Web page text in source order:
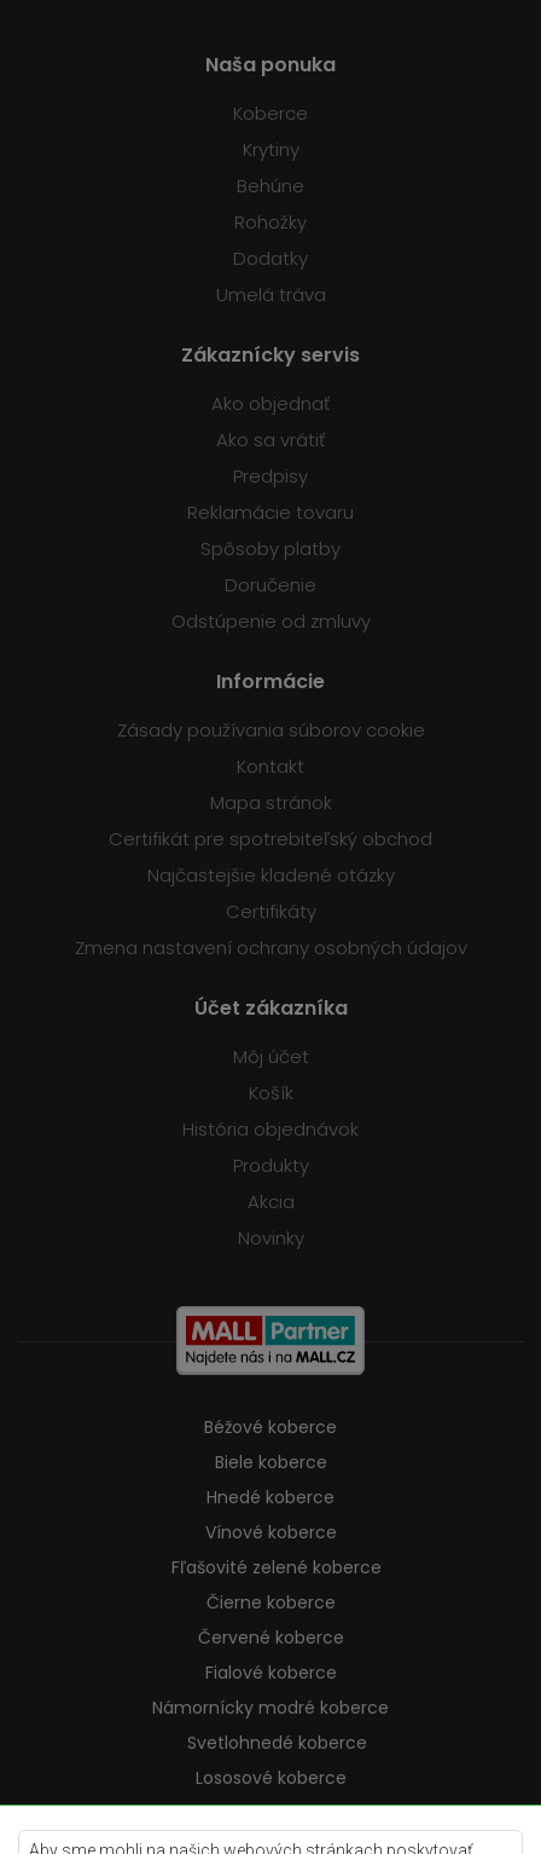
Naša ponuka
Koberce
Krytiny
Behúne
Rohožky
Dodatky
Umelá tráva
Zákaznícky servis
Ako objednať
Ako sa vrátiť
Predpisy
Reklamácie tovaru
Spôsoby platby
Doručenie
Odstúpenie od zmluvy
Informácie
Zásady používania súborov cookie
Kontakt
Mapa stránok
Certifikát pre spotrebiteľský obchod
Najčastejšie kladené otázky
Certifikáty
Zmena nastavení ochrany osobných údajov
Účet zákazníka
Môj účet
Košík
História objednávok
Produkty
Akcia
Novinky
Béžové koberce
Biele koberce
Hnedé koberce
Vínové koberce
Fľašovité zelené koberce
Čierne koberce
Červené koberce
Fialové koberce
Námornícky modré koberce
Svetlohnedé koberce
Lososové koberce
Krémové koberce
Lilac koberce